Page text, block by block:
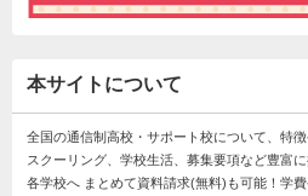
本サイトについて
全国の通信制高校・サポート校について、特
スクーリング、学校生活、募集要項など豊富
各学校へ まとめて資料請求(無料)も可能！学